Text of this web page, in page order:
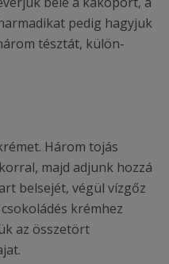
pedig hagyjuk
tésztát, külön-
Három tojás
majd adjunk hozzá
belsejét, végül vízgőz
krémhez
az összetört